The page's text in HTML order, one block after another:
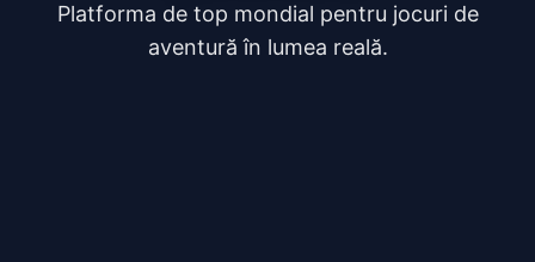
Platforma de top mondial pentru jocuri de
aventură în lumea reală.